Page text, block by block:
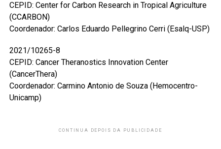
CEPID: Center for Carbon Research in Tropical Agriculture
(CCARBON)
Coordenador: Carlos Eduardo Pellegrino Cerri (Esalq-USP)
2021/10265-8
CEPID: Cancer Theranostics Innovation Center
(CancerThera)
Coordenador: Carmino Antonio de Souza (Hemocentro-
Unicamp)
CONTINUA DEPOIS DA PUBLICIDADE